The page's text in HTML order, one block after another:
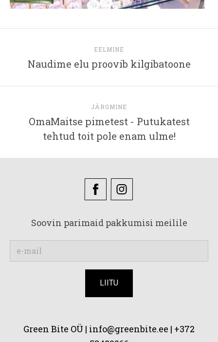
EELMINE
Naudime elu proovib kilgibatoone
JÄRGMINE
OmaMaitse pimetest - Putukatest
tehtud toit pole enam ulme!
Soovin parimaid pakkumisi meilile
Green Bite OÜ | info@greenbite.ee | +372